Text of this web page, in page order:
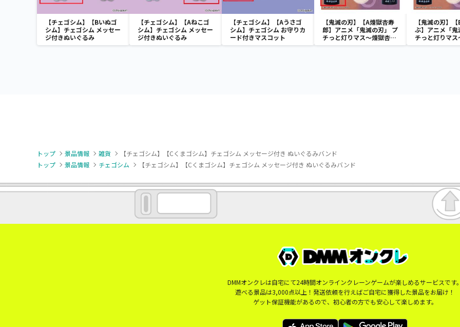
【チェゴシム】【Bいぬゴ
シム】チェゴシム メッセー
ジ付きぬいぐるみ
【チェゴシム】【Aねこゴ
シム】チェゴシム メッセー
ジ付きぬいぐるみ
【チェゴシム】【Aうさゴ
シム】チェゴシム お守りカ
ード付きマスコット
【鬼滅の刃】【A煉獄杏寿
郎】アニメ「鬼滅の刃」 プ
チっと灯りマス～煉獄杏寿
郎・胡蝶しのぶ～
【鬼滅の刃】
ぶ】アニメ「鬼
チっと灯りマ
郎・胡蝶しのぶ
トップ 景品情報 雑貨
【チェゴシム】【Cくまゴシム】チェゴシム メッセージ付き ぬいぐるみバンド
トップ
景品情報 チェゴシム 【チェゴシム】【Cくまゴシム】チェゴシム メッセージ付き ぬいぐるみバンド
DMMオンクレは自宅にて24時間オンラインクレーンゲームが楽しめるサービスです
遊べる景品は3,000点以上！発送依頼を行えばご自宅に獲得した景品をお届け！
ゲット保証機能があるので、初心者の方でも安心して楽しめます。